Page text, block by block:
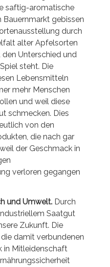
saftig-aromatische
Bauernmarkt gebissen
durch
alter Apfelsorten
Unterschied und
steht. Die
Lebensmitteln
mehr Menschen
und weil diese
schmecken. Dies
von den
die nach gar
der Geschmack in
verloren gegangen
und Umwelt. Durch
Saatgut
Zukunft. Die
damit verbundenen
in Mitleidenschaft